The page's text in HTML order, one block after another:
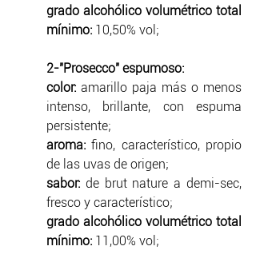
grado alcohólico volumétrico total
mínimo: 10,50% vol;
2-"Prosecco" espumoso:
color: amarillo paja más o menos
intenso, brillante, con espuma
persistente;
aroma: fino, característico, propio
de las uvas de origen;
sabor: de brut nature a demi-sec,
fresco y característico;
grado alcohólico volumétrico total
mínimo: 11,00% vol;